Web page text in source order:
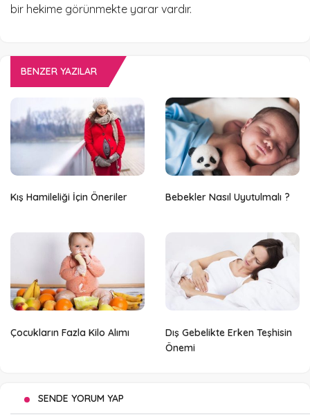
bir hekime görünmekte yarar vardır.
BENZER YAZILAR
Kış Hamileliği İçin Öneriler Bebekler Nasıl Uyutulmalı ?
Çocukların Fazla Kilo Alımı
Dış Gebelikte Erken Teşhisin
Önemi
SENDE YORUM YAP